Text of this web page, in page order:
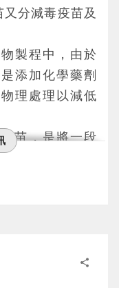
表面的受體接
化學分子或物
化，活化的細胞
生物化學訊號再
導物質有乙烯
阿斯提獸)、γ-
吧獸)及谷氨酸
)，這些神經傳
強化或抑制功
神經反應。另
蛋白(connexi
感快篩試劑或
側向流體免疫層
篩片上的抗體。
液滴到樣品槽
左邊)慢慢向吸
球形)推出來，
針對病毒核蛋
分減毒疫苗及
製程中，由於
添加化學藥劑
理處理以減低
苗，是將一段
的RNA或DNA
因序列中，再
人體自行製造
不活化疫苗
share